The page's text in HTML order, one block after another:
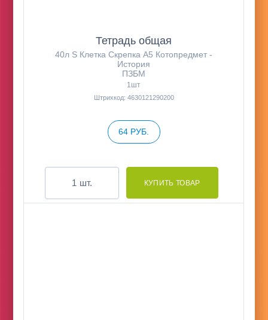
Тетрадь общая
40л S Клетка Скрепка А5 Котопредмет -
История
ПЗБМ
1шт
Штрихкод: 4630121290200
64 РУБ.
шт.